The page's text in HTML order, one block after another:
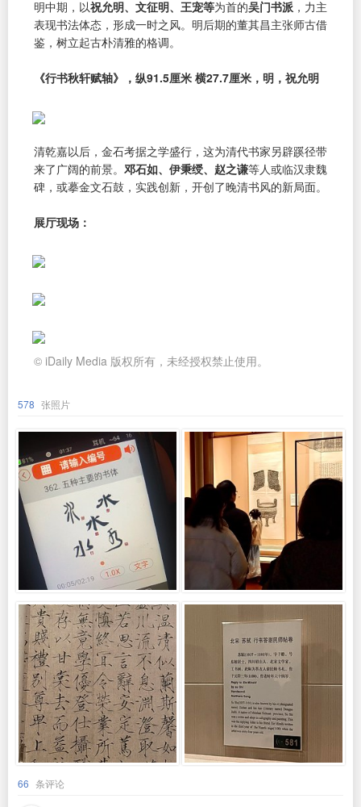
明中期，以祝允明、文征明、王宠等为首的吴门书派 ，力主
表现书法体态，形成一时之风。明后期的董其昌主张师古借
鉴，树立起古朴清雅的格调。
《行书秋轩赋轴》，纵91.5厘米 横27.7厘米，明，祝允明
清乾嘉以后，金石考据之学盛行，这为清代书家另辟蹊径带
来了广阔的前景。 邓石如、伊秉绶、赵之谦等人或临汉隶魏
碑，或摹金文石鼓，实践创新，开创了晚清书风的新局面。
展厅现场：
© iDaily Media 版权所有，未经授权禁止使用。
578 张照片
66 条评论